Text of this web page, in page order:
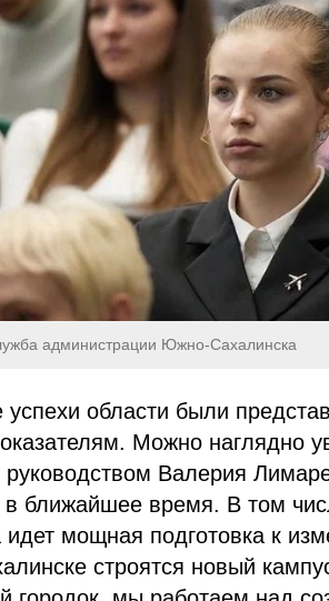
администрации Южно-Сахалинска
успехи области были
Можно наглядно
руководством Валерия
в ближайшее время. В том
идет мощная подготовка к
строятся новый